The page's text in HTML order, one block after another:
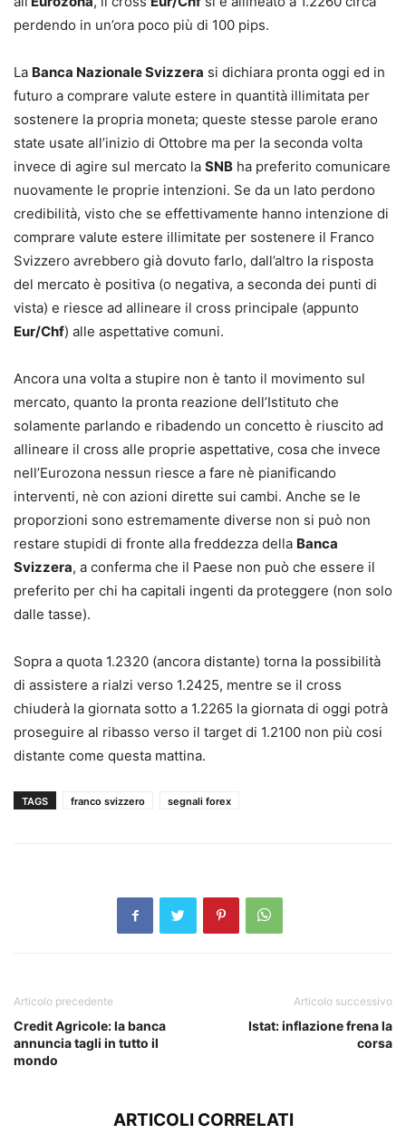
perdendo in un’ora poco più di 100 pips.
La Banca Nazionale Svizzera si dichiara pronta oggi ed in
futuro a comprare valute estere in quantità illimitata per
sostenere la propria moneta; queste stesse parole erano
state usate all’inizio di Ottobre ma per la seconda volta
invece di agire sul mercato la SNB ha preferito comunicare
nuovamente le proprie intenzioni. Se da un lato perdono
credibilità, visto che se effettivamente hanno intenzione di
comprare valute estere illimitate per sostenere il Franco
Svizzero avrebbero già dovuto farlo, dall’altro la risposta
del mercato è positiva (o negativa, a seconda dei punti di
vista) e riesce ad allineare il cross principale (appunto
Eur/Chf) alle aspettative comuni.
Ancora una volta a stupire non è tanto il movimento sul
mercato, quanto la pronta reazione dell’Istituto che
solamente parlando e ribadendo un concetto è riuscito ad
allineare il cross alle proprie aspettative, cosa che invece
nell’Eurozona nessun riesce a fare nè pianificando
interventi, nè con azioni dirette sui cambi. Anche se le
proporzioni sono estremamente diverse non si può non
restare stupidi di fronte alla freddezza della Banca
Svizzera, a conferma che il Paese non può che essere il
preferito per chi ha capitali ingenti da proteggere (non solo
dalle tasse).
Sopra a quota 1.2320 (ancora distante) torna la possibilità
di assistere a rialzi verso 1.2425, mentre se il cross
chiuderà la giornata sotto a 1.2265 la giornata di oggi potrà
proseguire al ribasso verso il target di 1.2100 non più cosi
distante come questa mattina.
TAGS franco svizzero segnali forex
Articolo precedente
Credit Agricole: la banca
annuncia tagli in tutto il
mondo
Articolo successivo
Istat: inflazione frena la
corsa
ARTICOLI CORRELATI